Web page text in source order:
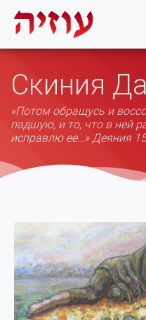
Скиния
«Потом обращусь и
падшую, и то, что в ней
исправлю ее…» Деяния